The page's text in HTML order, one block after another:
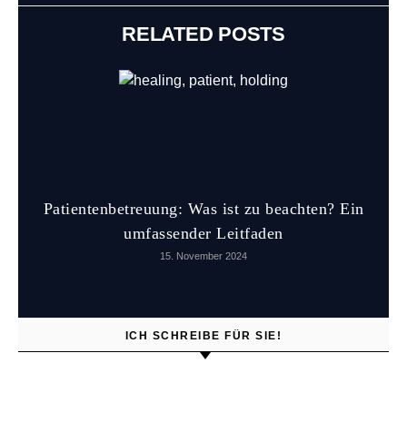
RELATED POSTS
Patientenbetreuung: Was ist zu beachten? Ein
umfassender Leitfaden
15. November 2024
ICH SCHREIBE FÜR SIE!